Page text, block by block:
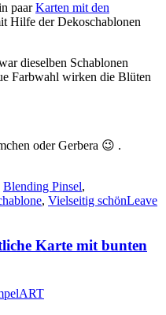
paarKarten mit den
Hilfe der Dekoschablonen
dieselben Schablonen
Farbwahl wirken die Blüten
oder Gerbera 😉 .
Blending Pinsel,
, Vielseitig schönLeave
Karte mit bunten